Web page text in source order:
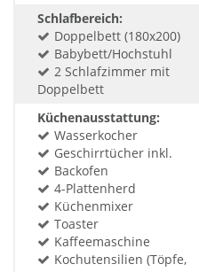
Schlafbereich:
Doppelbett (180x200)
Babybett/Hochstuhl
2 Schlafzimmer mit
Doppelbett
Küchenausstattung:
Wasserkocher
Geschirrtücher inkl.
Backofen
4-Plattenherd
Küchenmixer
Toaster
Kaffeemaschine
Kochutensilien (Töpfe,